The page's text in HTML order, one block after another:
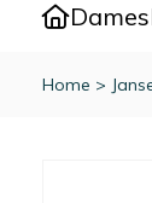
Dames
Home >